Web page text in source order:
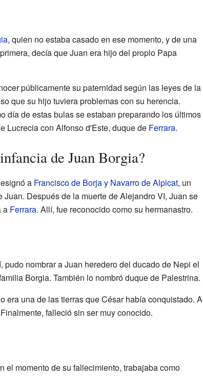
, quien no estaba casado en ese momento, y de una
decía que Juan era hijo del propio Papa
públicamente su paternidad según las leyes de la
que su hijo tuviera problemas con su herencia.
día de estas bulas se estaban preparando los últimos
Lucrecia con Alfonso d'Este, duque de Ferrara.
de Juan Borgia?
a Francisco de Borja y Navarro de Alpicat, un
Juan. Después de la muerte de Alejandro VI, Juan se
a Ferrara. Allí, fue reconocido como su hermanastro.
nombrar a Juan heredero del ducado de Nepi el
Borgia. También lo nombró duque de Palestrina.
era una de las tierras que César había conquistado. A
falleció sin ser muy conocido.
el momento de su fallecimiento, trabajaba como